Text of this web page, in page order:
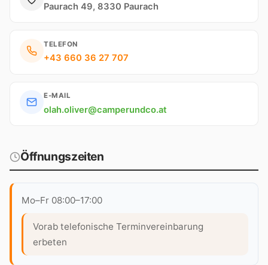
Paurach 49, 8330 Paurach
TELEFON
+43 660 36 27 707
E-MAIL
olah.oliver@camperundco.at
Öffnungszeiten
Mo–Fr 08:00–17:00
Vorab telefonische Terminvereinbarung
erbeten